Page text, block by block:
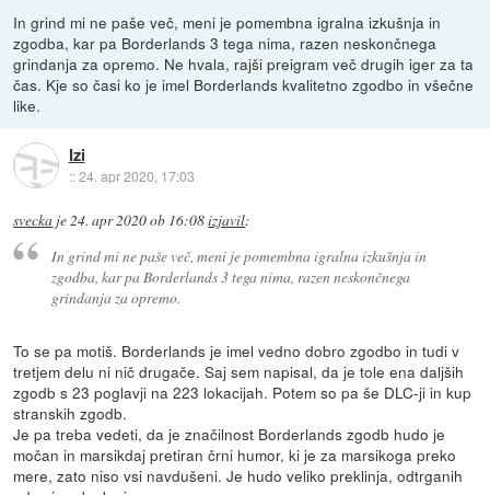
In grind mi ne paše več, meni je pomembna igralna izkušnja in
zgodba, kar pa Borderlands 3 tega nima, razen neskončnega
grindanja za opremo. Ne hvala, rajši preigram več drugih iger za ta
čas. Kje so časi ko je imel Borderlands kvalitetno zgodbo in všečne
like.
Izi
::24. apr 2020, 17:03
svecka je 24. apr 2020 ob 16:08izjavil:
In grind mi ne paše več, meni je pomembna igralna izkušnja in
zgodba, kar pa Borderlands 3 tega nima, razen neskončnega
grindanja za opremo.
To se pa motiš. Borderlands je imel vedno dobro zgodbo in tudi v
tretjem delu ni nič drugače. Saj sem napisal, da je tole ena daljših
zgodb s 23 poglavji na 223 lokacijah. Potem so pa še DLC-ji in kup
stranskih zgodb.
Je pa treba vedeti, da je značilnost Borderlands zgodb hudo je
močan in marsikdaj pretiran črni humor, ki je za marsikoga preko
mere, zato niso vsi navdušeni. Je hudo veliko preklinja, odtrganih